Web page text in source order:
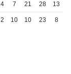
4 7 21 28 13
2 10 10 23 8